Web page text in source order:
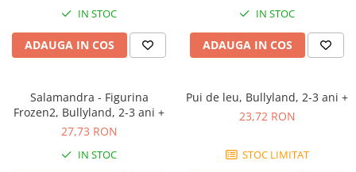
Jocuri geografie
Jocuri invatat limba engleza
Jocuri si jucarii educative
Jocuri STEAM
Jucarii interactive
Jucarii muzicale
IN STOC
ADAUGA IN COS
IN STOC
ADAUGA IN COS
Salamandra - Figurina
Frozen2, Bullyland, 2-3 ani +
27,73 RON
IN STOC
Pui de leu, Bullyland, 2-3 ani +
23,72 RON
STOC LIMITAT